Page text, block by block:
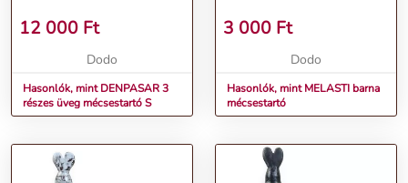
12 000 Ft
Dodo
Hasonlók, mint DENPASAR 3
részes üveg mécsestartó S
3 000 Ft
Dodo
Hasonlók, mint MELASTI barna
mécsestartó